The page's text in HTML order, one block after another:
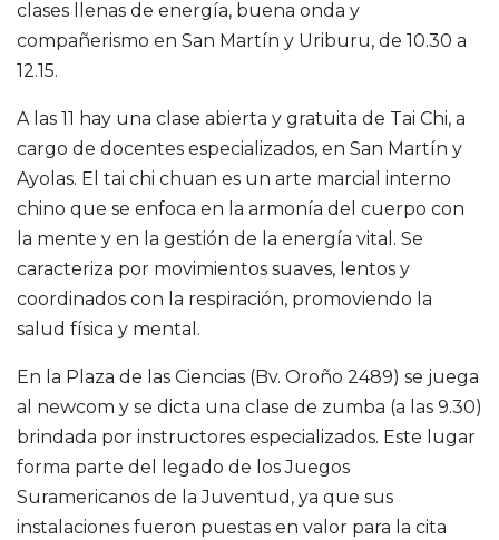
clases llenas de energía, buena onda y
compañerismo en San Martín y Uriburu, de 10.30 a
12.15.
A las 11 hay una clase abierta y gratuita de Tai Chi, a
cargo de docentes especializados, en San Martín y
Ayolas. El tai chi chuan es un arte marcial interno
chino que se enfoca en la armonía del cuerpo con
la mente y en la gestión de la energía vital. Se
caracteriza por movimientos suaves, lentos y
coordinados con la respiración, promoviendo la
salud física y mental.
En la Plaza de las Ciencias (Bv. Oroño 2489) se juega
al newcom y se dicta una clase de zumba (a las 9.30)
brindada por instructores especializados. Este lugar
forma parte del legado de los Juegos
Suramericanos de la Juventud, ya que sus
instalaciones fueron puestas en valor para la cita